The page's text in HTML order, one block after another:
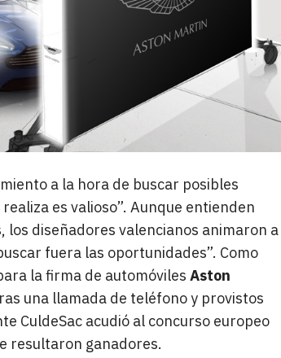
a la hora de buscar posibles
es valioso”. Aunque entienden
diseñadores valencianos animaron a
fuera las oportunidades”. Como
la firma de automóviles Aston
una llamada de teléfono y provistos
CuldeSac acudió al concurso europeo
resultaron ganadores.